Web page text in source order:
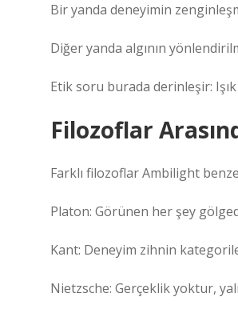
Bir yanda deneyimin
Diğer yanda algının
Etik soru burada derinleşir:
Filozoflar
Farklı filozoflar Ambilight
Platon: Görünen her şey
Kant: Deneyim zihnin
Nietzsche: Gerçeklik yoktur,